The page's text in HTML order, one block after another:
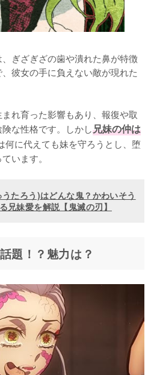
ぎざぎざの歯や潰れた鼻が特徴
、彼女の手に負えない敵が現れた
れ育った影響もあり、報復や取
な性格です。しかし兄妹の仲は
何に代えても妹を守ろうとし、堕
います。
たろう)はどんな鬼？かわいそう
兄妹愛を解説【鬼滅の刃】
題！？魅力は？